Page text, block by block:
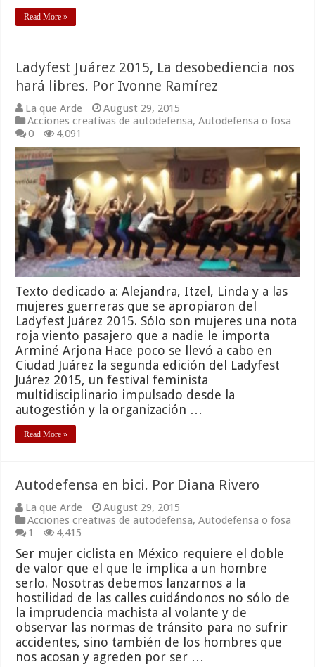
Read More »
Ladyfest Juárez 2015, La desobediencia nos
hará libres. Por Ivonne Ramírez
La que Arde
August 29, 2015
Acciones creativas de autodefensa,Autodefensa o fosa
0
4,091
Texto dedicado a: Alejandra, Itzel, Linda y a las
mujeres guerreras que se apropiaron del
Ladyfest Juárez 2015. Sólo son mujeres una nota
roja viento pasajero que a nadie le importa
Arminé Arjona Hace poco se llevó a cabo en
Ciudad Juárez la segunda edición del Ladyfest
Juárez 2015, un festival feminista
multidisciplinario impulsado desde la
autogestión y la organización …
Read More »
Autodefensa en bici. Por Diana Rivero
La que Arde
August 29, 2015
Acciones creativas de autodefensa,Autodefensa o fosa
1
4,415
Ser mujer ciclista en México requiere el doble
de valor que el que le implica a un hombre
serlo. Nosotras debemos lanzarnos a la
hostilidad de las calles cuidándonos no sólo de
la imprudencia machista al volante y de
observar las normas de tránsito para no sufrir
accidentes, sino también de los hombres que
nos acosan y agreden por ser …